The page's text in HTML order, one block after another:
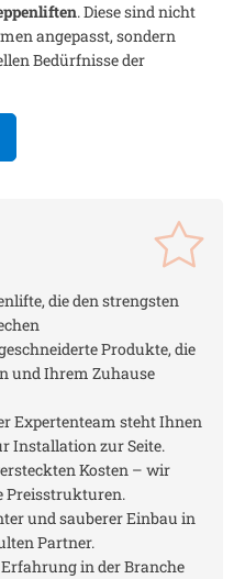
. Diese sind nicht
angepasst, sondern
Bedürfnisse der
die den strengsten
Produkte, die
und Ihrem Zuhause
Expertenteam steht Ihnen
Installation zur Seite.
Kosten – wir
Preisstrukturen.
und sauberer Einbau in
Partner.
in der Branche